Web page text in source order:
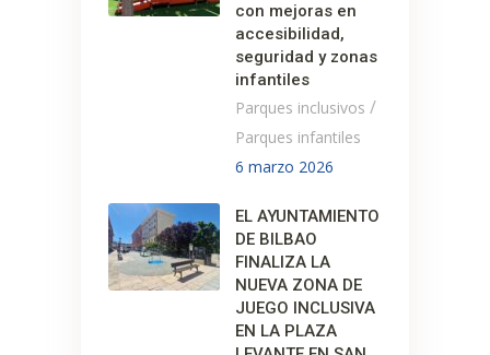
con mejoras en
accesibilidad,
seguridad y zonas
infantiles
Parques inclusivos /
Parques infantiles
6 marzo 2026
EL AYUNTAMIENTO
DE BILBAO
FINALIZA LA
NUEVA ZONA DE
JUEGO INCLUSIVA
EN LA PLAZA